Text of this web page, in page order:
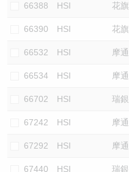
66388 HSI 花旗
66390 HSI 花旗
66532 HSI 摩通
66534 HSI 摩通
66702 HSI 瑞銀
67242 HSI 摩通
67292 HSI 摩通
67440 HSI 瑞銀